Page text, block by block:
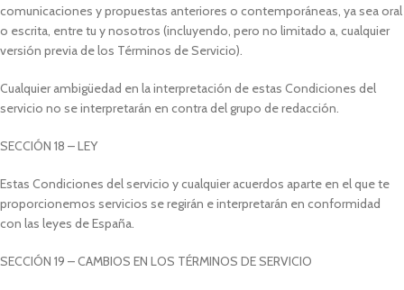
comunicaciones y propuestas anteriores o contemporáneas, ya sea oral
o escrita, entre tu y nosotros (incluyendo, pero no limitado a, cualquier
versión previa de los Términos de Servicio).
Cualquier ambigüedad en la interpretación de estas Condiciones del
servicio no se interpretarán en contra del grupo de redacción.
SECCIÓN 18 – LEY
Estas Condiciones del servicio y cualquier acuerdos aparte en el que te
proporcionemos servicios se regirán e interpretarán en conformidad
con las leyes de España.
SECCIÓN 19 – CAMBIOS EN LOS TÉRMINOS DE SERVICIO